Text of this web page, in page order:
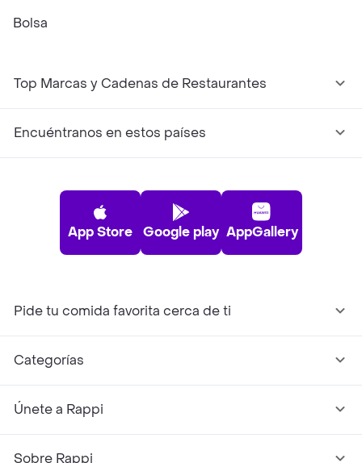
Bolsa
Top Marcas y Cadenas de Restaurantes
Encuéntranos en estos países
App Store Google play AppGallery
Pide tu comida favorita cerca de ti
Categorías
Únete a Rappi
Sobre Rappi